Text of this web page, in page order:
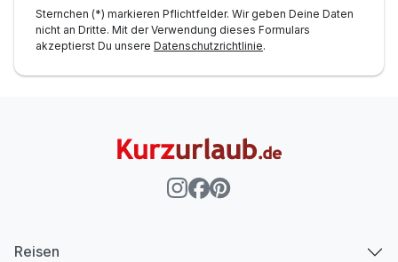
Sternchen (*) markieren Pflichtfelder. Wir geben Deine Daten
nicht an Dritte. Mit der Verwendung dieses Formulars
akzeptierst Du unsere Datenschutzrichtlinie.
Reisen